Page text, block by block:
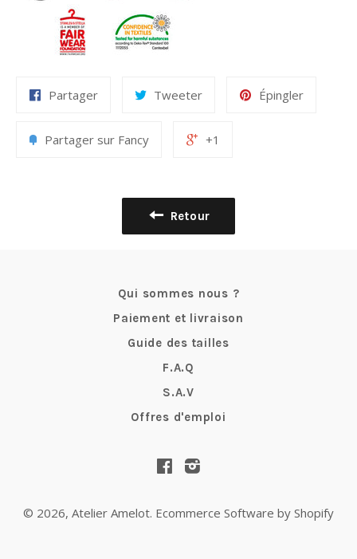
Partager Tweeter Épingler
Partager sur Fancy +1
Retour
Qui sommes nous ?
Paiement et livraison
Guide des tailles
F.A.Q
S.A.V
Offres d'emploi
Facebook
© 2026, Atelier Amelot. Ecommerce Software by Shopify